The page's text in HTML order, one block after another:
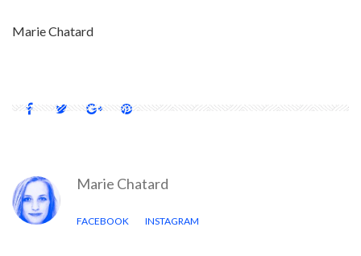
Marie Chatard
Marie Chatard
FACEBOOK INSTAGRAM